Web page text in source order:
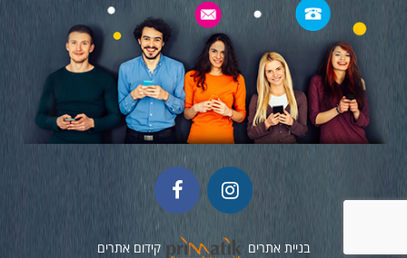
בניית אתרים קידום אתרים